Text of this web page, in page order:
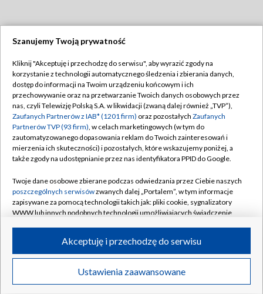
TVP
Abonament TVP
Emisja w TVP
Centrum informacji TVP
Naziemna Telewizja Cyfrowa
Rada Programowa
System NOS
Informacje o nadawcy
Program dla prasy
Ogłoszenie przetargowe
Regulamin TVP
Polityka prywatności
Moje zgody
Pomoc
Kontakt
Kanały
©2026 Telewizja Polska S.A. w likwidacji
Szanujemy Twoją prywatność
Kliknij "Akceptuję i przechodzę do serwisu", aby wyrazić zgody na
korzystanie z technologii automatycznego śledzenia i zbierania danych,
dostęp do informacji na Twoim urządzeniu końcowym i ich
przechowywanie oraz na przetwarzanie Twoich danych osobowych przez
nas, czyli Telewizję Polską S.A. w likwidacji (zwaną dalej również „TVP”),
Zaufanych Partnerów z IAB* (1201 firm) oraz pozostałych Zaufanych
Partnerów TVP (93 firm), w celach marketingowych (w tym do
zautomatyzowanego dopasowania reklam do Twoich zainteresowań i
mierzenia ich skuteczności) i pozostałych, które wskazujemy poniżej, a
także zgody na udostępnianie przez nas identyfikatora PPID do Google.
Twoje dane osobowe zbierane podczas odwiedzania przez Ciebie naszych
poszczególnych serwisówzwanych dalej „Portalem”, w tym informacje
zapisywane za pomocą technologii takich jak: pliki cookie, sygnalizatory
WWW lub innych podobnych technologii umożliwiających świadczenie
ruchu w Internecie.
Twoje dane osobowe zbierane podczas odwiedzania przez Ciebie
poszczególnych serwisówna Portalu, takie jak adresy IP, identyfikatory
Ustawienia zaawansowane
Akceptuję i przechodzę do serwisu